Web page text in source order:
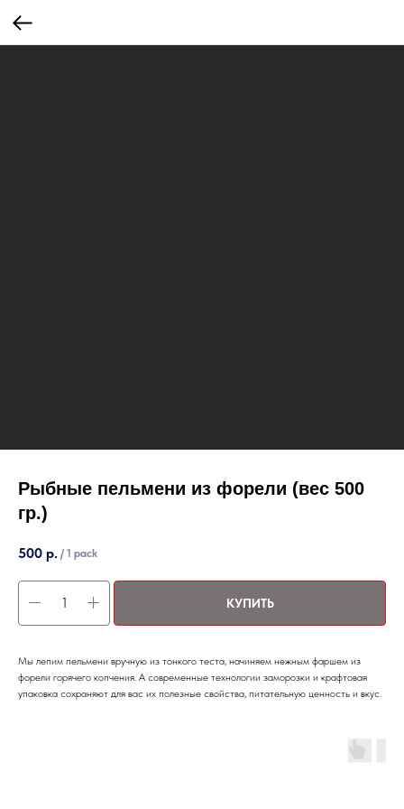
Рыбные пельмени из форели (вес 500
гр.)
500 р. / 1 pack
КУПИТЬ
Мы лепим пельмени вручную из тонкого теста, начиняем нежным фаршем из
форели горячего копчения. А современные технологии заморозки и крафтовая
упаковка сохраняют для вас их полезные свойства, питательную ценность и вкус.